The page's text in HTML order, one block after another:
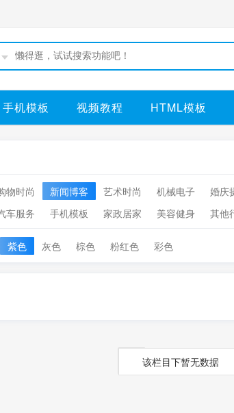
手机模板 视频教程 HTML模板
物时尚 新闻博客 艺术时尚 机械电子 婚庆
车服务 手机模板 家政居家 美容健身 其他
紫色 灰色 棕色 粉红色 彩色
该栏目下暂无数据